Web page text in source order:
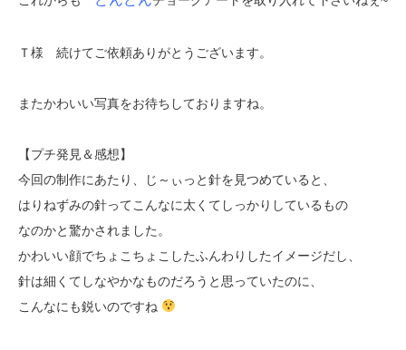
Ｔ様 続けてご依頼ありがとうございます。
またかわいい写真をお待ちしておりますね。
【プチ発見＆感想】
今回の制作にあたり、じ～ぃっと針を見つめていると、
はりねずみの針ってこんなに太くてしっかりしているもの
なのかと驚かされました。
かわいい顔でちょこちょこしたふんわりしたイメージだし、
針は細くてしなやかなものだろうと思っていたのに、
こんなにも鋭いのですね